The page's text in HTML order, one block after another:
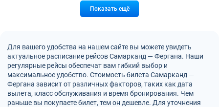
Показать ещё
Для вашего удобства на нашем сайте вы можете увидеть
актуальное расписание рейсов Самарканд — Фергана. Наши
регулярные рейсы обеспечат вам гибкий выбор и
максимальное удобство. Стоимость билета Самарканд —
Фергана зависит от различных факторов, таких как дата
вылета, класс обслуживания и время бронирования. Чем
раньше вы покупаете билет, тем он дешевле. Для уточнения